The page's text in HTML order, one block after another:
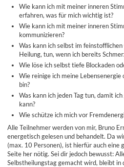
Wie kann ich mit meiner inneren
erfahren, was für mich wichtig ist?
Wie kann ich mit meiner inneren
kommunizieren?
Was kann ich selbst im
Heilung, tun, wenn ich bereits
Wie löse ich selbst tiefe Blockaden
Wie reinige ich meine
bin?
Was kann ich jeden Tag tun, damit
kann?
Wie schütze ich mich vor
Alle Teilnehmer werden von mir, Bruno
energetisch gelesen und behandelt. Da
(max. 10 Personen), ist hierfür auch eine
Seite her nötig. Sei dir jedoch bewusst:
Selbstheilungstag gemacht wird, bleibt in